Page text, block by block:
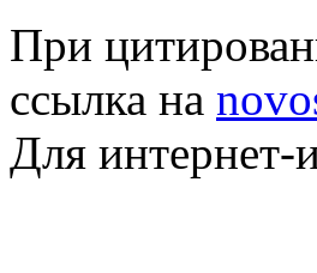
При
ссылка на
Для